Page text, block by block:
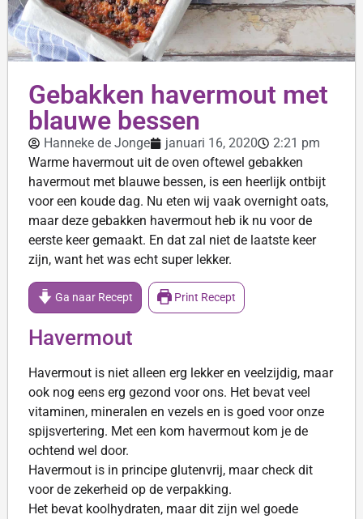
Gebakken havermout met
blauwe bessen
Hanneke de Jonge januari 16, 2020
2:21 pm
Warme havermout uit de oven oftewel gebakken
havermout met blauwe bessen, is een heerlijk ontbijt
voor een koude dag. Nu eten wij vaak overnight oats,
maar deze gebakken havermout heb ik nu voor de
eerste keer gemaakt. En dat zal niet de laatste keer
zijn, want het was echt super lekker.
Ga naar Recept Print Recept
Havermout
Havermout is niet alleen erg lekker en veelzijdig, maar
ook nog eens erg gezond voor ons. Het bevat veel
vitaminen, mineralen en vezels en is goed voor onze
spijsvertering. Met een kom havermout kom je de
ochtend wel door.
Havermout is in principe glutenvrij, maar check dit
voor de zekerheid op de verpakking.
Het bevat koolhydraten, maar dit zijn wel goede